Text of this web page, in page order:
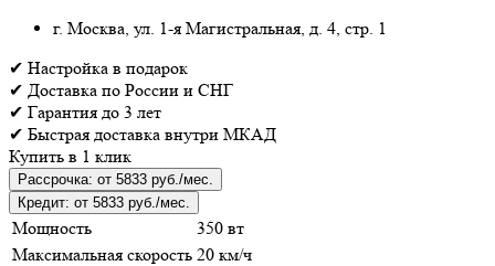
г. Москва, ул. 1-я Магистральная, д. 4, стр. 1
✔ Настройка в подарок
✔ Доставка по России и СНГ
✔ Гарантия до 3 лет
✔ Быстрая доставка внутри МКАД
Купить в 1 клик
Рассрочка: от 5833 руб./мес.
Кредит: от 5833 руб./мес.
Мощность
350 вт
Максимальная скорость 20 км/ч